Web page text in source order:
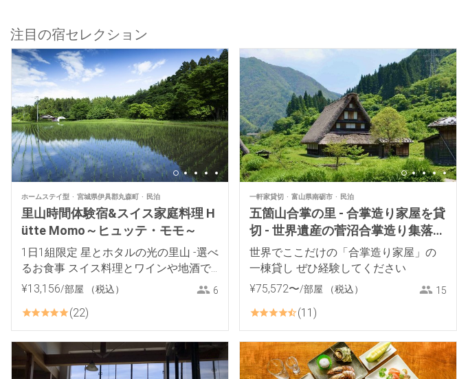
注目の宿セレクション
ホームステイ型 宮城県伊具郡丸森町 民泊
里山時間体験宿&スイス家庭料理 H
ütte Momo～ヒュッテ・モモ～
1日1組限定 星とホタルの光の里山 -選べ
るお食事 スイス料理とワインや地酒で
おもてなし-
¥13,156/部屋 （税込） 6
22
一軒家貸切 富山県南砺市 民泊
五箇山合掌の里 - 合掌造り家屋を貸
切 - 世界遺産の菅沼合掌造り集落よ
り徒歩5分！
世界でここだけの「合掌造り家屋」の
一棟貸し ぜひ経験してください
¥75,572〜/部屋 （税込） 15
11